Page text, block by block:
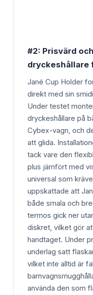
#2: Prisvärd
dryckeshållare
Jané Cup Holder
direkt med sin
Under testet
dryckeshållare på
Cybex-vagn, och
att glida.
tack vare den
plus jämfört med
universal som
uppskattade att
både smala och
termos gick ner
diskret, vilket gör
handtaget. Under
underlag satt
vilket inte alltid är
använda den som